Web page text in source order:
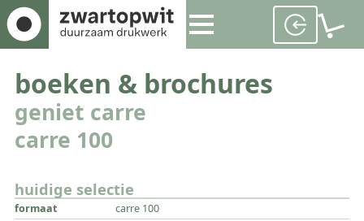
boeken & brochures
geniet carre
carre 100
huidige selectie
formaat
carre 100